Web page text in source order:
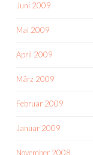
Juni 2009
Mai 2009
April 2009
März 2009
Februar 2009
Januar 2009
November 2008